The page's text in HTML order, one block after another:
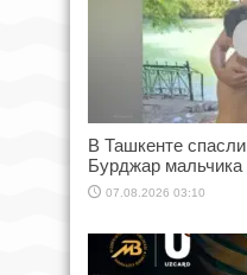
В Ташкенте
Бурджар мальчика
07.08.2026 03:10